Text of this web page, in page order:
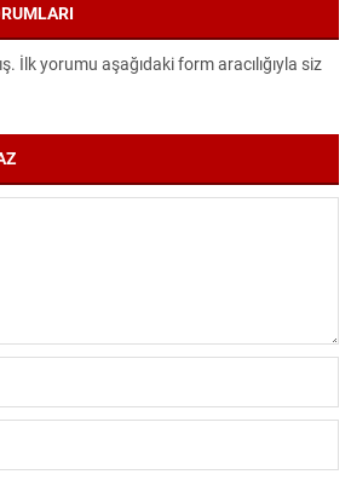
İlk yorumu aşağıdaki form aracılığıyla siz